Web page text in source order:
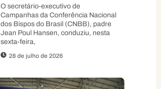
Sinodalidade e abertura ao
Espírito, orienta padre Jean
Poul
O secretário-executivo de
Campanhas da Conferência Nacional
dos Bispos do Brasil (CNBB), padre
Jean Poul Hansen, conduziu, nesta
sexta-feira,
28 de julho de 2026